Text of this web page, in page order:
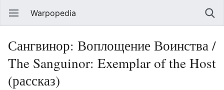
Warpopedia
Сангвинор: Воплощение Воинства /
The Sanguinor: Exemplar of the Host
(рассказ)